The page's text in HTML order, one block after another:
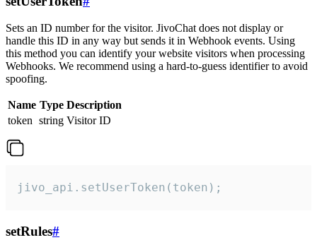
Sets an ID number for the visitor. JivoChat does not display or
handle this ID in any way but sends it in Webhook events. Using
this method you can identify your website visitors when processing
Webhooks. We recommend using a hard-to-guess identifier to avoid
spoofing.
Name Type Description
token string Visitor ID
jivo_api.setUserToken(token);
setRules#